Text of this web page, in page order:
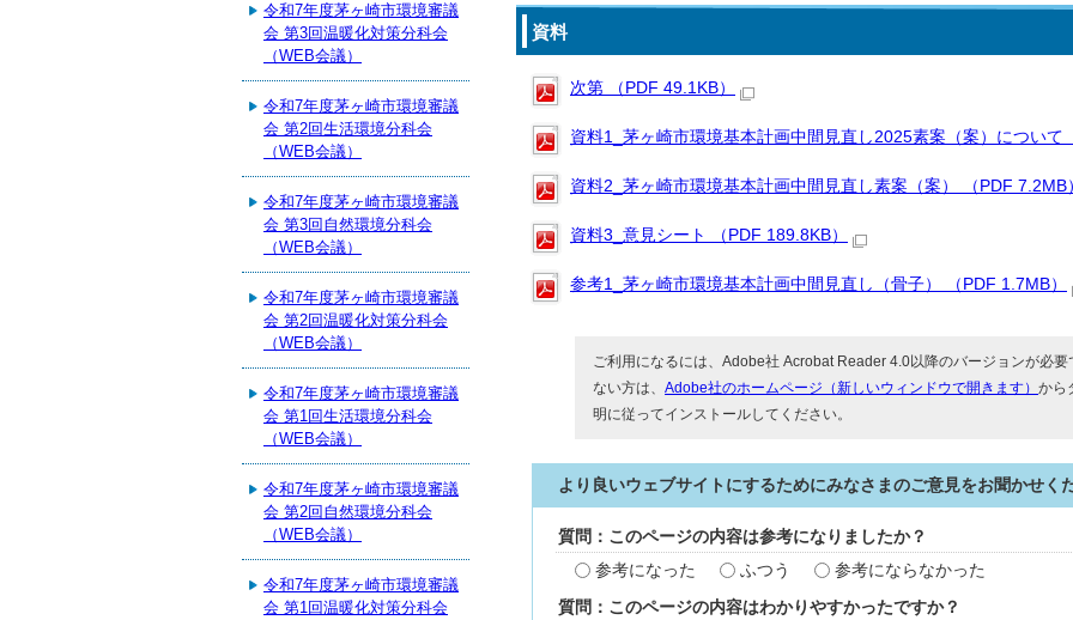
資料
次第 （PDF 49.1KB）
資料1_茅ヶ崎市環境基本計画中間見直し2025素案（案）について
資料2_茅ヶ崎市環境基本計画中間見直し素案（案） （PDF 7.2MB
資料3_意見シート （PDF 189.8KB）
参考1_茅ヶ崎市環境基本計画中間見直し（骨子） （PDF 1.7MB）
ご利用になるには、Adobe社 Acrobat Reader 4.0以降のバージョンが必
ない方は、Adobe社のホームページ（新しいウィンドウで開きます）から
明に従ってインストールしてください。
より良いウェブサイトにするためにみなさまのご意見をお聞かせく
質問：このページの内容は参考になりましたか？
参考になった
ふつう 参考にならなかった
質問：このページの内容はわかりやすかったですか？
令和7年度茅ヶ崎市環境審議
会 第3回温暖化対策分科会
（WEB会議）
令和7年度茅ヶ崎市環境審議
会 第2回生活環境分科会
（WEB会議）
令和7年度茅ヶ崎市環境審議
会 第3回自然環境分科会
（WEB会議）
令和7年度茅ヶ崎市環境審議
会 第2回温暖化対策分科会
（WEB会議）
令和7年度茅ヶ崎市環境審議
会 第1回生活環境分科会
（WEB会議）
令和7年度茅ヶ崎市環境審議
会 第2回自然環境分科会
（WEB会議）
令和7年度茅ヶ崎市環境審議
会 第1回温暖化対策分科会